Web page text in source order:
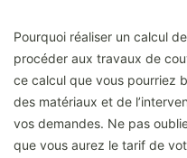
Pourquoi réaliser un calcul
procéder aux travaux de
ce calcul que vous pourriez
des matériaux et de
vos demandes. Ne pas
que vous aurez le tarif de